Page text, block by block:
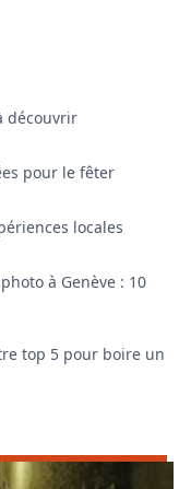
découvrir
pour le fêter
locales
à Genève : 10
top 5 pour boire un